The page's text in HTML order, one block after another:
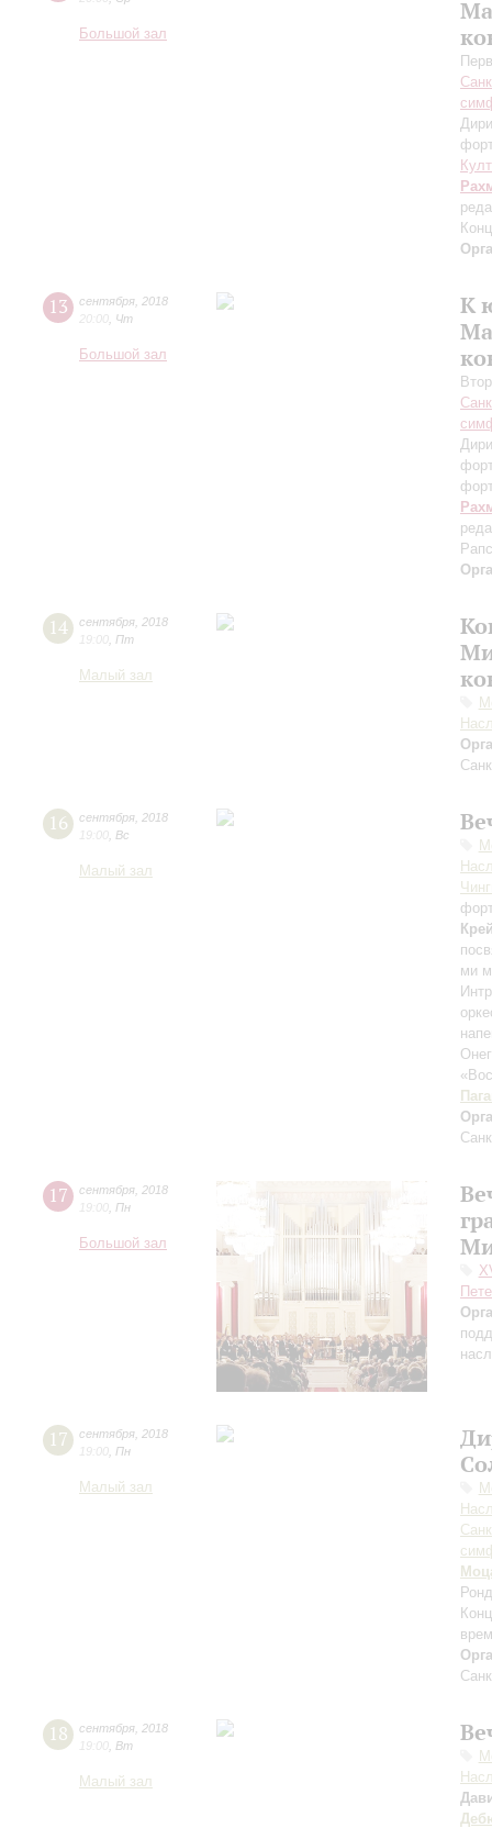
Большой зал
13 сентября 2018
20:00 Чт
Большой зал
К
14 сентября 2018
19:00 Пт
Малый зал
16 сентября 2018
19:00 Вс
Малый зал
ми
17 сентября 2018
19:00 Пн
Большой зал
17 сентября 2018
19:00 Пн
Малый зал
18 сентября 2018
19:00 Вт
Малый зал